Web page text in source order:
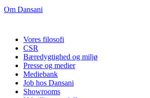
Om Dansani
Vores filosofi
CSR
Bæredygtighed og miljø
Presse og medier
Mediebank
Job hos Dansani
Showrooms